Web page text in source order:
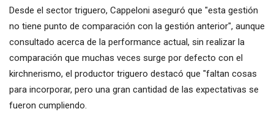
Desde el sector triguero, Cappeloni aseguró que "esta gestión
no tiene punto de comparación con la gestión anterior", aunque
consultado acerca de la performance actual, sin realizar la
comparación que muchas veces surge por defecto con el
kirchnerismo, el productor triguero destacó que "faltan cosas
para incorporar, pero una gran cantidad de las expectativas se
fueron cumpliendo.